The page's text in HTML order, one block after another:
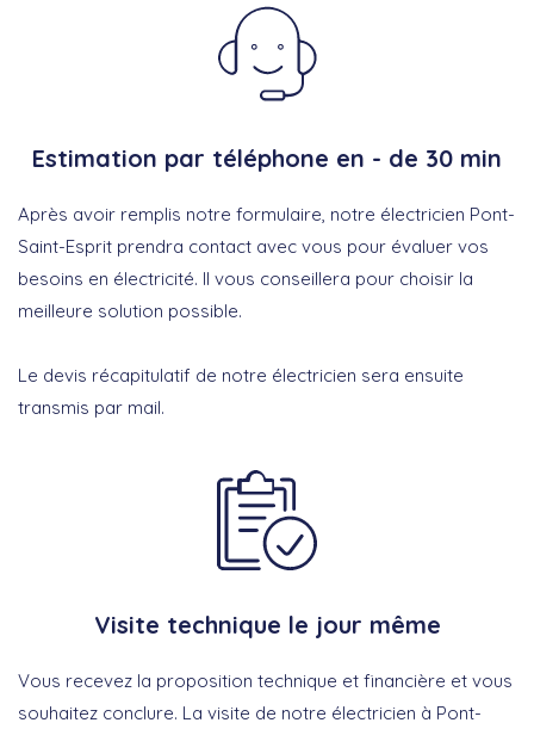
Estimation par téléphone en - de 30 min
Après avoir remplis notre formulaire, notre électricien Pont-
Saint-Esprit prendra contact avec vous pour évaluer vos
besoins en électricité. Il vous conseillera pour choisir la
meilleure solution possible.
Le devis récapitulatif de notre électricien sera ensuite
transmis par mail.
Visite technique le jour même
Vous recevez la proposition technique et financière et vous
souhaitez conclure. La visite de notre électricien à Pont-